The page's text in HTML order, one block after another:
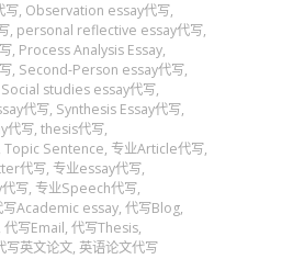
写, Observation essay代写,
, personal reflective essay代写,
, Process Analysis Essay,
, Second-Person essay代写,
Social studies essay代写,
代写, Synthesis Essay代写,
代写, thesis代写,
Topic Sentence, 专业Article代写,
代写, 专业essay代写,
写, 专业Speech代写,
写Academic essay, 代写Blog,
代写Email, 代写Thesis,
写英文论文, 英语论文代写